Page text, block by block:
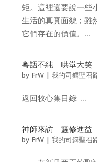
矩。這裡還要說一些
生活的真實面貌；雖
它們存在的價值。...
粵語不純 哄堂大笑
by FrW| 我的司鐸聖召
返回牧心集目錄 ...
神師來訪 靈修進益
by FrW| 我的司鐸聖召